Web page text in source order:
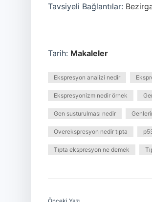
Tavsiyeli Bağlantılar:
Tarih: Makaleler
Ekspresyon analizi nedir
Ekspresyonizm nedir örnek
Gen susturulması nedir
Overekspresyon nedir tıpta
Tıpta ekspresyon ne demek